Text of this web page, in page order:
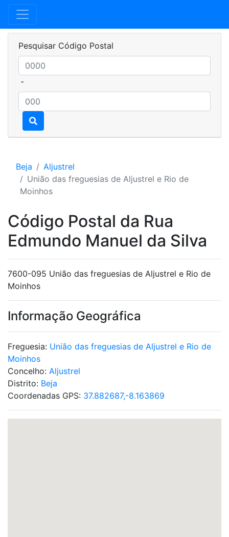
Pesquisar Código Postal
-
Beja
Aljustrel
União das freguesias de Aljustrel e Rio de
Moinhos
Código Postal da Rua
Edmundo Manuel da Silva
7600-095 União das freguesias de Aljustrel e Rio de
Moinhos
Informação Geográfica
Freguesia: União das freguesias de Aljustrel e Rio de
Moinhos
Concelho: Aljustrel
Distrito: Beja
Coordenadas GPS: 37.882687,-8.163869